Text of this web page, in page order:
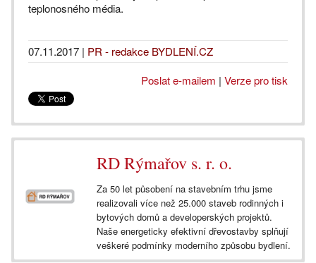
teplonosného média.
07.11.2017 | PR - redakce BYDLENÍ.CZ
Poslat e-mailem | Verze pro tisk
RD Rýmařov s. r. o.
Za 50 let působení na stavebním trhu jsme
realizovali více než 25.000 staveb rodinných i
bytových domů a developerských projektů.
Naše energeticky efektivní dřevostavby splňují
veškeré podmínky moderního způsobu bydlení.